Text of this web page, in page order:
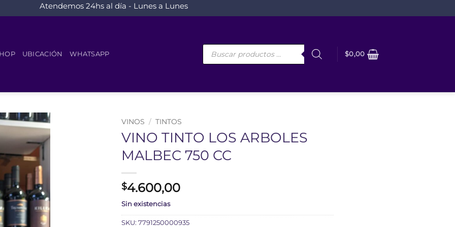
Atendemos 24hs al día - Lunes a Lunes
UBICACIÓN WHATSAPP
Búsqueda
$0,00
VINOS / TINTOS
VINO TINTO LOS ARBOLES
MALBEC 750 CC
$4.600,00
Sin existencias
SKU: 7791250000935